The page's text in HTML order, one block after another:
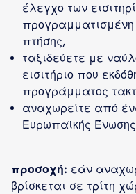
έλεγχο των
πτήσης,
ταξιδεύετε με
εισιτήριο που
προγράμματος
αναχωρείτε από
Ευρωπαϊκής
Προσοχή: εάν
βρίσκεται σε τρίτη